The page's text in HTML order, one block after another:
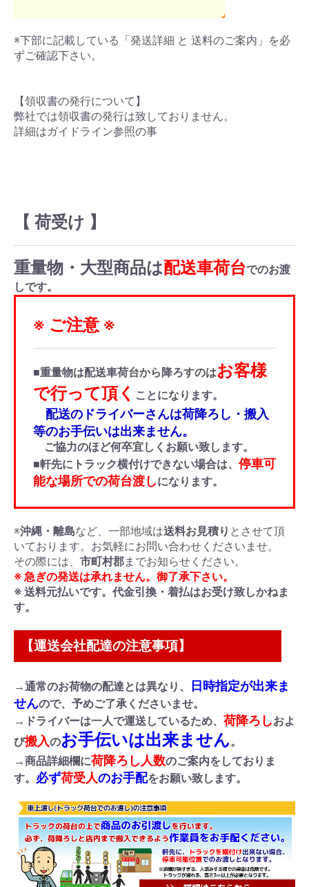
※下部に記載している「発送詳細 と 送料のご案内」を必
ずご確認下さい。
【領収書の発行について】
弊社では領収書の発行は致しておりません。
詳細はガイドライン参照の事
【 荷受け 】
重量物・大型商品は配送車荷台でのお渡
しです。
※ ご注意 ※
■重量物は配送車荷台から降ろすのはお客様
で行って頂く ことになります。
配送のドライバーさんは荷降ろし・搬入
等のお手伝いは出来ません。
ご協力のほど何卒宜しくお願い致します。
■軒先にトラック横付けできない場合は、 停車可
能な場所での荷台渡しになります。
※沖縄・離島など、一部地域は送料お見積り とさせて頂
いております。お気軽にお問い合わせくださいませ。
その際には、 市町村郡までお知らせください。
※ 急ぎの発送は承れません。御了承下さい。
※ 送料元払いです。代金引換・着払はお受け致しかねま
す。
【運送会社配達の注意事項】
→通常のお荷物の配達とは異なり、
日時指定が出来ま
せんので、予めご了承くださいませ。
→ドライバーは一人で運送しているため、 荷降ろしおよ
び搬入のお手伝いは出来ません。
→商品詳細欄に荷降ろし人数のご案内をしておりま
す。 必ず荷受人のお手配をお願い致します。